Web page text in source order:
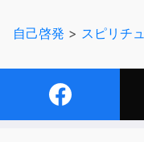
ば、おもしろいこと
これまでＳＦだけの
本書はその理論と実
自己啓発 > スピリチ